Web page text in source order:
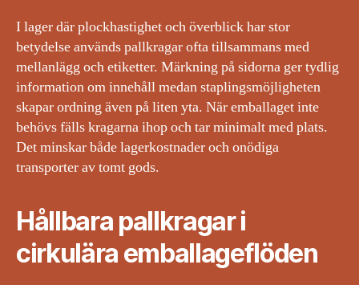
I lager där plockhastighet och överblick har stor
betydelse används pallkragar ofta tillsammans med
mellanlägg och etiketter. Märkning på sidorna ger tydlig
information om innehåll medan staplingsmöjligheten
skapar ordning även på liten yta. När emballaget inte
behövs fälls kragarna ihop och tar minimalt med plats.
Det minskar både lagerkostnader och onödiga
transporter av tomt gods.
Hållbara pallkragar i
cirkulära emballageflöden